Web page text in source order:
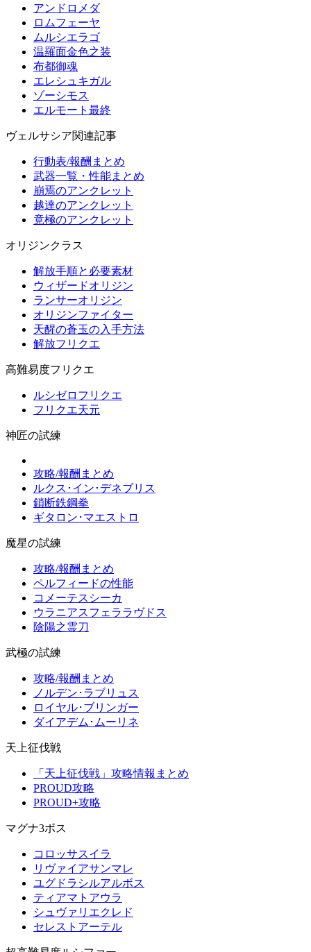
アンドロメダ
ロムフェーヤ
ムルシエラゴ
温羅面金色之装
布都御魂
エレシュキガル
ゾーシモス
エルモート最終
ヴェルサシア関連記事
行動表/報酬まとめ
武器一覧・性能まとめ
崩焉のアンクレット
越達のアンクレット
竟極のアンクレット
オリジンクラス
解放手順と必要素材
ウィザードオリジン
ランサーオリジン
オリジンファイター
天醒の蒼玉の入手方法
解放フリクエ
高難易度フリクエ
ルシゼロフリクエ
フリクエ天元
神匠の試練
攻略/報酬まとめ
ルクス･イン･デネブリス
鎖断鉄鋼拳
ギタロン･マエストロ
魔星の試練
攻略/報酬まとめ
ペルフィードの性能
コメーテスシーカ
ウラニアスフェララヴドス
陰陽之霊刀
武極の試練
攻略/報酬まとめ
ノルデン･ラブリュス
ロイヤル･ブリンガー
ダイアデム･ムーリネ
天上征伐戦
「天上征伐戦」攻略情報まとめ
PROUD攻略
PROUD+攻略
マグナ3ボス
コロッサスイラ
リヴァイアサンマレ
ユグドラシルアルボス
ティアマトアウラ
シュヴァリエクレド
セレストアーテル